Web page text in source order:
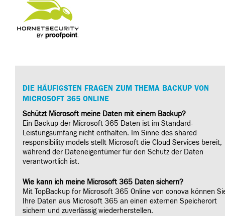
DIE HÄUFIGSTEN FRAGEN ZUM THEMA BACKUP VON
MICROSOFT 365 ONLINE
Schützt Microsoft meine Daten mit einem Backup?
Ein Backup der Microsoft 365 Daten ist im Standard-
Leistungsumfang nicht enthalten. Im Sinne des shared
responsibility models stellt Microsoft die Cloud Services bereit,
während der Dateneigentümer für den Schutz der Daten
verantwortlich ist.
Wie kann ich meine Microsoft 365 Daten sichern?
Mit TopBackup for Microsoft 365 Online von conova können
Ihre Daten aus Microsoft 365 an einen externen Speicherort
sichern und zuverlässig wiederherstellen.